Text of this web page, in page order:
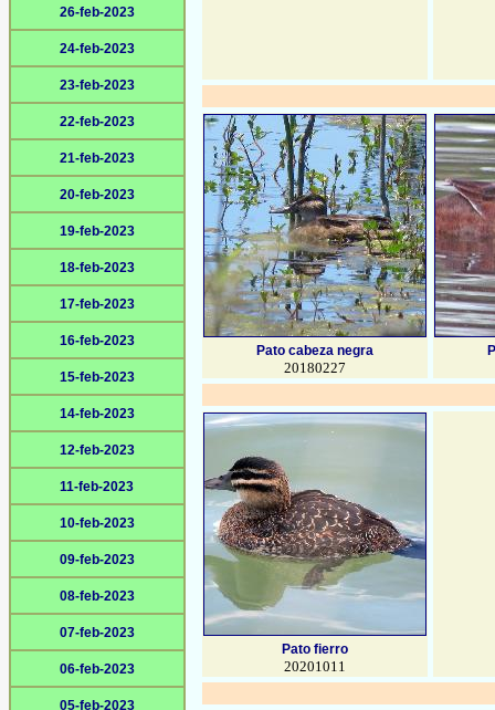
26-feb-2023
24-feb-2023
23-feb-2023
22-feb-2023
21-feb-2023
20-feb-2023
19-feb-2023
18-feb-2023
17-feb-2023
16-feb-2023
15-feb-2023
14-feb-2023
12-feb-2023
11-feb-2023
10-feb-2023
09-feb-2023
08-feb-2023
07-feb-2023
06-feb-2023
05-feb-2023
Pato cabeza negra
20180227
Pato fierro
20201011